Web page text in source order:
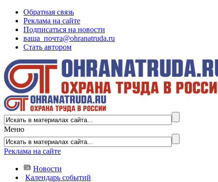
Обратная связь
Реклама на сайте
Подписаться на новости
ваша_почта@ohranatruda.ru
Стать автором
Меню
Реклама на сайте
Новости
Календарь событий